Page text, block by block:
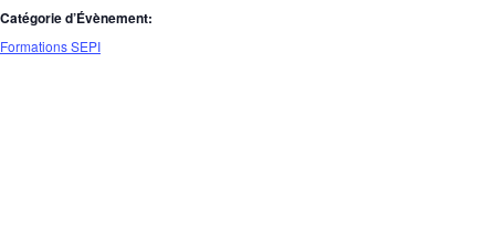
Catégorie d’Évènement:
Formations SEPI